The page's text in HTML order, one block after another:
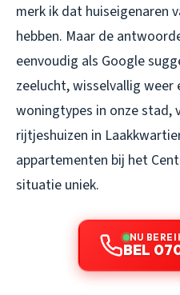
merk ik dat huiseigenaren
hebben. Maar de
eenvoudig als Google
zeelucht, wisselvallig
woningtypes in onze stad,
rijtjeshuizen in
appartementen bij het
situatie uniek.
NU
BEL